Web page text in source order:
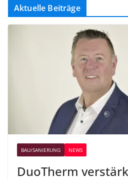
Aktuelle Beiträge
BAU/SANIERUNG NEWS
DuoTherm